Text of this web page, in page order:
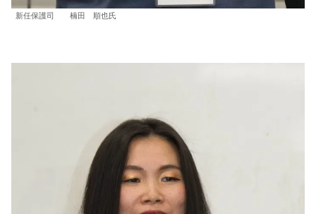
新任保護司 楠田 順也氏